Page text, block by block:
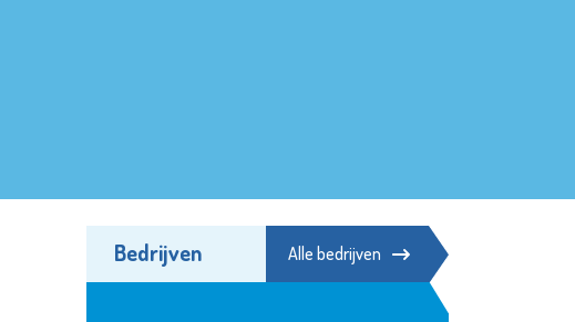
Bedrijven Alle bedrijven